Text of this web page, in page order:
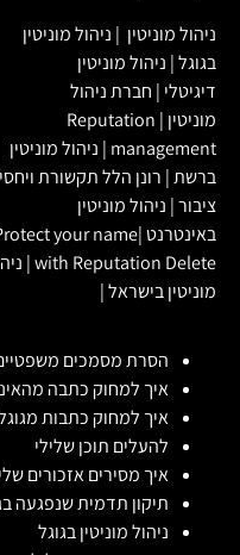
ניהול מוניטין | ניהול מוניטין
בגוגל| ניהול מוניטין
דיגיטלי | חברת ניהול
מוניטין |
Reputation
management
| ניהול מוניטין
ברשת| רונן הלל תקשורת ויחסי
ציבור| ניהול מוניטין
באינטרנט|
your name
with Reputation Delete
|
מוניטין בישראל|
הסרת מסמכים
איך למחוק כתבה
איך למחוק כתבות
להעלים תוכן שלילי
איך מסירים אזכורים
תיקון תדמית שנפגעה
ניהול מוניטין בגוגל